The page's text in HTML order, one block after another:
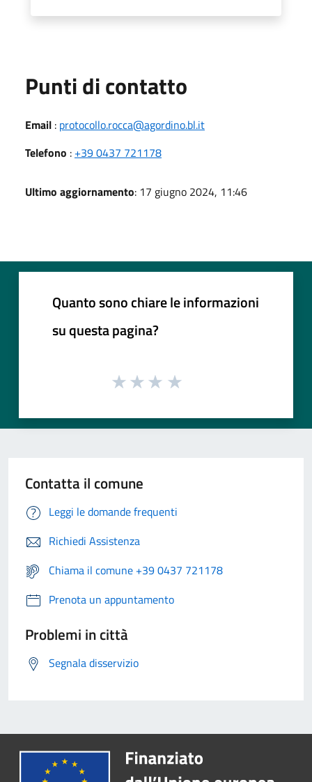
Punti di contatto
Email : protocollo.rocca@agordino.bl.it
Telefono : +39 0437 721178
Ultimo aggiornamento: 17 giugno 2024, 11:46
Quanto sono chiare le informazioni
su questa pagina?
Contatta il comune
Leggi le domande frequenti
Richiedi Assistenza
Chiama il comune +39 0437 721178
Prenota un appuntamento
Problemi in città
Segnala disservizio